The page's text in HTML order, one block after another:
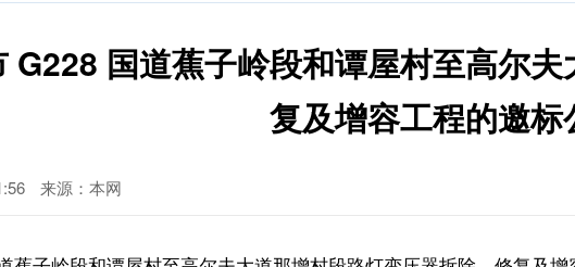
G228 国道蕉子岭段和谭屋村至高尔
复及增容工程的邀标
来源：本网